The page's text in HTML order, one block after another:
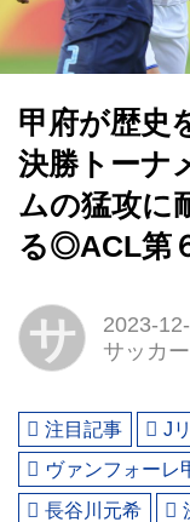
甲府が歴史
決勝トーナ
ムの猛攻に
る◎ACL第
サ
2023-
サッカ
注目記事 J
ヴァンフォーレ
長谷川元希